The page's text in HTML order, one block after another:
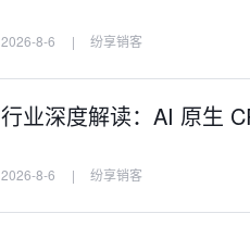
2026-8-6 | 纷享销客
行业深度解读：AI 原生
2026-8-6 | 纷享销客